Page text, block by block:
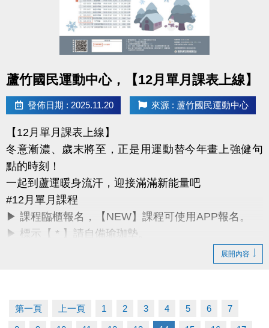
詳細課程與報名方式，請洽現場櫃檯或來電詢問。
課務部：03-2639066 #115
桃園市蘆竹國民運動中心
所有資訊以中心公告為主，感謝您的支持與陪伴。
祝大家 2026 開運動起、好事連連！
蘆竹國民運動中心，【12月單月課表上線】
發佈日期 : 2025.11.20 來源 : 蘆竹國民運動中心
【12月單月課表上線】
冬意漸濃、歲末將至，正是用運動替今年畫上強健句
點的時刻！
一起到蘆運暖身流汗，迎接滿滿新能量吧
#12月單月課程
▶ 課程臨櫃報名，【NEW】課程可使用APP報名。
▶ 標示【 * 】請自備瑜珈墊。
▶ 上課請穿著運動服裝，並攜帶毛巾、水。
▶ 若因人數不足無法開班，將於開課前通知，並請持
展開內容
第一頁 上一頁 1 2 3 4 5 6 7